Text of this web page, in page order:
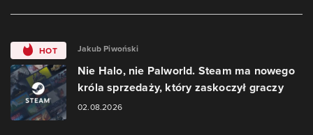
HOT Jakub Piwoński
Nie Halo, nie Palworld. Steam ma nowego
króla sprzedaży, który zaskoczył graczy
02.08.2026